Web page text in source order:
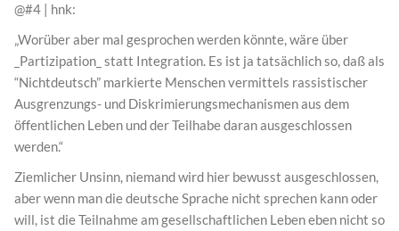
@#4 | hnk:
„Worüber aber mal gesprochen werden könnte, wäre über
_Partizipation_ statt Integration. Es ist ja tatsächlich so, daß als
“Nichtdeutsch” markierte Menschen vermittels rassistischer
Ausgrenzungs- und Diskrimierungsmechanismen aus dem
öffentlichen Leben und der Teilhabe daran ausgeschlossen
werden.“
Ziemlicher Unsinn, niemand wird hier bewusst ausgeschlossen,
aber wenn man die deutsche Sprache nicht sprechen kann oder
will, ist die Teilnahme am gesellschaftlichen Leben eben nicht so